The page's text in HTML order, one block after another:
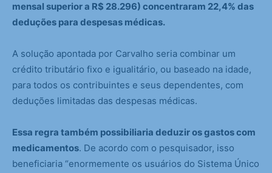
mensal superior a R$ 28.296) concentraram 22,4% das
deduções para despesas médicas.
A solução apontada por Carvalho seria combinar um
crédito tributário fixo e igualitário, ou baseado na idade,
para todos os contribuintes e seus dependentes, com
deduções limitadas das despesas médicas.
Essa regra também possibiliaria deduzir os gastos com
medicamentos. De acordo com o pesquisador, isso
beneficiaria “enormemente os usuários do Sistema Único